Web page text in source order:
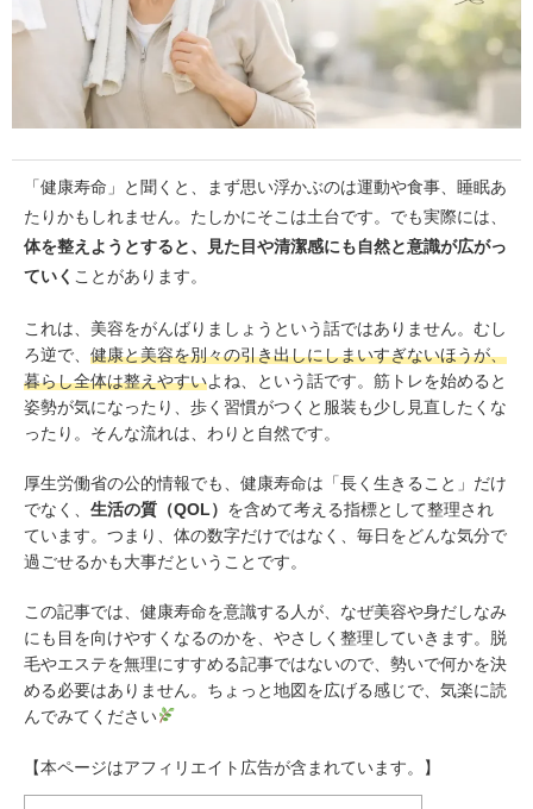
「健康寿命」と聞くと、まず思い浮かぶのは運動や食事、睡眠あ
たりかもしれません。たしかにそこは土台です。でも実際には、
体を整えようとすると、見た目や清潔感にも自然と意識が広がっ
ていく ことがあります。
これは、美容をがんばりましょうという話ではありません。むし
ろ逆で、 健康と美容を別々の引き出しにしまいすぎないほうが、
暮らし全体は整えやすいよね、という話です。筋トレを始めると
姿勢が気になったり、歩く習慣がつくと服装も少し見直したくな
ったり。そんな流れは、わりと自然です。
厚生労働省の公的情報でも、健康寿命は「長く生きること」だけ
でなく、 生活の質（QOL） を含めて考える指標として整理され
ています。つまり、体の数字だけではなく、毎日をどんな気分で
過ごせるかも大事だということです。
この記事では、健康寿命を意識する人が、なぜ美容や身だしなみ
にも目を向けやすくなるのかを、やさしく整理していきます。脱
毛やエステを無理にすすめる記事ではないので、勢いで何かを決
める必要はありません。ちょっと地図を広げる感じで、気楽に読
んでみてください
【本ページはアフィリエイト広告が含まれています。】